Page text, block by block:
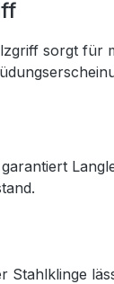
sorgt für
Stahlklinge